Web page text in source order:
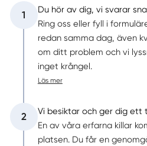
1
Du hör av dig, vi svarar
Ring oss eller fyll i
redan samma dag, även
om ditt problem och vi
inget krångel.
Läs mer
2
Vi besiktar och ger dig
En av våra erfarna killar
platsen. Du får en